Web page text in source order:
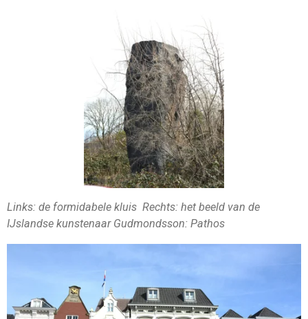
Links: de formidabele kluis Rechts: het beeld van de
IJslandse kunstenaar Gudmondsson: Pathos